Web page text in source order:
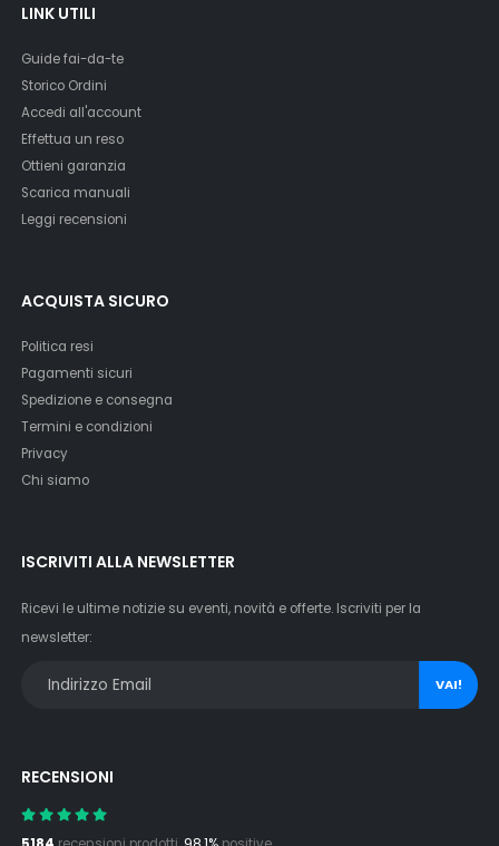
LINK UTILI
Guide fai-da-te
Storico Ordini
Accedi all'account
Effettua un reso
Ottieni garanzia
Scarica manuali
Leggi recensioni
ACQUISTA SICURO
Politica resi
Pagamenti sicuri
Spedizione e consegna
Termini e condizioni
Privacy
Chi siamo
ISCRIVITI ALLA NEWSLETTER
Ricevi le ultime notizie su eventi, novità e offerte. Iscriviti per la
newsletter:
VAI!
RECENSIONI